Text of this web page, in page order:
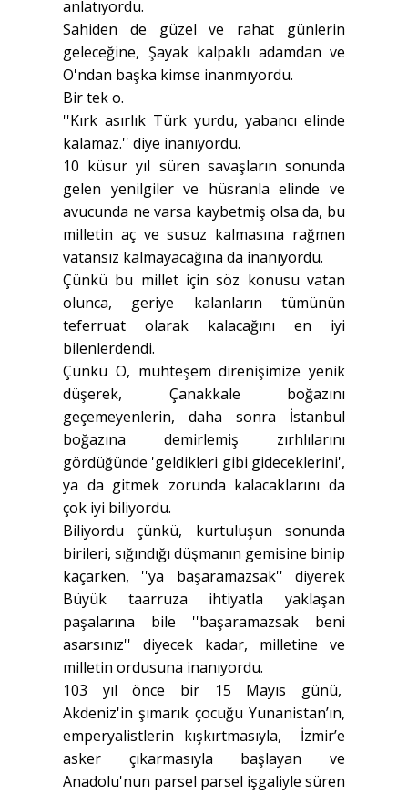
anlatıyordu.
Sahiden de güzel ve rahat günlerin
geleceğine, Şayak kalpaklı adamdan ve
O'ndan başka kimse inanmıyordu.
Bir tek o.
''Kırk asırlık Türk yurdu, yabancı elinde
kalamaz.'' diye inanıyordu.
10 küsur yıl süren savaşların sonunda
gelen yenilgiler ve hüsranla elinde ve
avucunda ne varsa kaybetmiş olsa da, bu
milletin aç ve susuz kalmasına rağmen
vatansız kalmayacağına da inanıyordu.
Çünkü bu millet için söz konusu vatan
olunca, geriye kalanların tümünün
teferruat olarak kalacağını en iyi
bilenlerdendi.
Çünkü O, muhteşem direnişimize yenik
düşerek, Çanakkale boğazını
geçemeyenlerin, daha sonra İstanbul
boğazına demirlemiş zırhlılarını
gördüğünde 'geldikleri gibi gideceklerini',
ya da gitmek zorunda kalacaklarını da
çok iyi biliyordu.
Biliyordu çünkü, kurtuluşun sonunda
birileri, sığındığı düşmanın gemisine binip
kaçarken, ''ya başaramazsak'' diyerek
Büyük taarruza ihtiyatla yaklaşan
paşalarına bile ''başaramazsak beni
asarsınız'' diyecek kadar, milletine ve
milletin ordusuna inanıyordu.
103 yıl önce bir 15 Mayıs günü,
Akdeniz'in şımarık çocuğu Yunanistan’ın,
emperyalistlerin kışkırtmasıyla, İzmir’e
asker çıkarmasıyla başlayan ve
Anadolu'nun parsel parsel işgaliyle süren